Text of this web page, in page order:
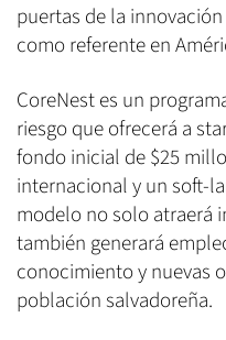
puertas de la
como referente en
CoreNest es un
riesgo que ofrecerá a
fondo inicial de $25
internacional y un soft-
modelo no solo atraerá
también generará
conocimiento y nuevas
población salvadoreña.